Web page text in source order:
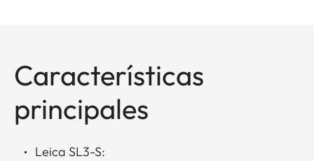
Características
principales
Leica SL3-S: